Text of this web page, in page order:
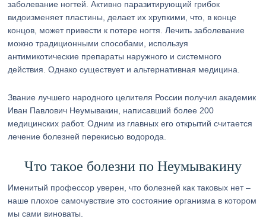
заболевание ногтей. Активно паразитирующий грибок
видоизменяет пластины, делает их хрупкими, что, в конце
концов, может привести к потере ногтя. Лечить заболевание
можно традиционными способами, используя
антимикотические препараты наружного и системного
действия. Однако существует и альтернативная медицина.
Звание лучшего народного целителя России получил академик
Иван Павлович Неумывакин, написавший более 200
медицинских работ. Одним из главных его открытий считается
лечение болезней перекисью водорода.
Что такое болезни по Неумывакину
Именитый профессор уверен, что болезней как таковых нет –
наше плохое самочувствие это состояние организма в котором
мы сами виноваты.